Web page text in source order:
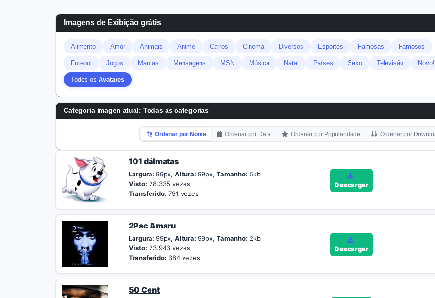
Imagens de Exibição grátis
Alimento Amor Animais Anime Carros Cinema Diversos Esportes Famosas Famosos
Futebol Jogos Marcas Mensagens MSN Música Natal Países Sexo Televisão Novo!
Todos os Avatares
Categoria imagen atual: Todas as categorias
Ordenar por Nome Ordenar por Data Ordenar por Popularidade Ordenar por
101 dálmatas
Largura:99px,Altura:99px,Tamanho: 5kb
Visto: 28.335 vezes
Transferido: 791 vezes
Descargar
2Pac Amaru
Largura:99px,Altura:99px,Tamanho: 2kb
Visto: 23.943 vezes
Transferido: 384 vezes
Descargar
50 Cent